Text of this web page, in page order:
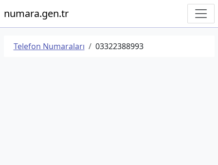
numara.gen.tr
Telefon Numaraları 03322388993